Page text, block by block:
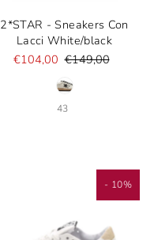
2*STAR - Sneakers Con
Lacci White/black
€104,00 €149,00
43
- 10%